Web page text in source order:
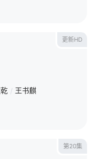
更新HD
/ 王书麒
第20集